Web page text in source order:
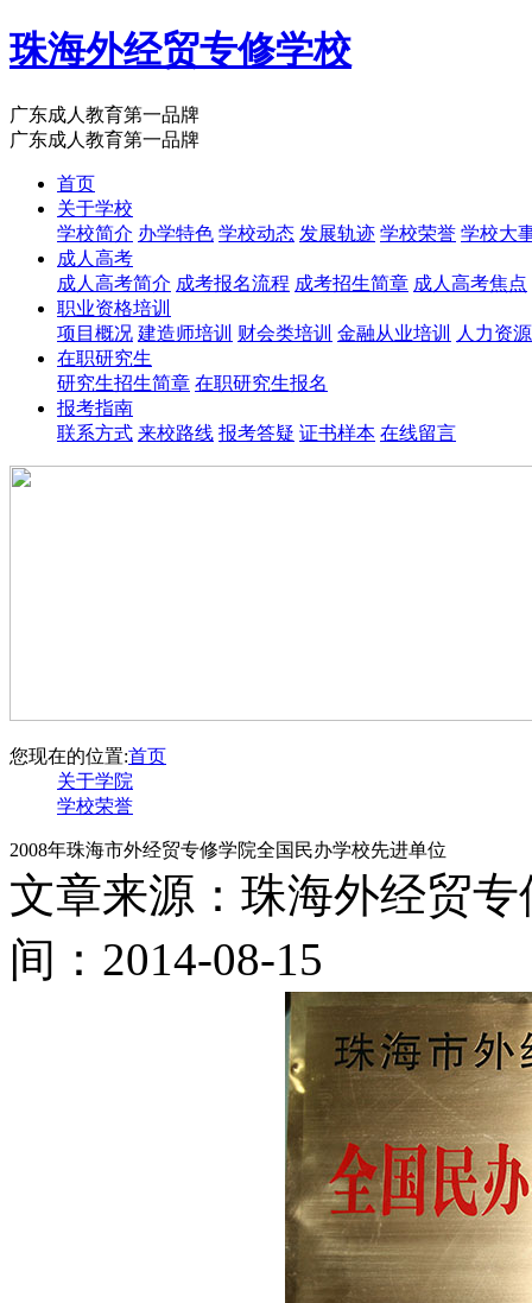
珠海外经贸专修学校
广东成人教育第一品牌
广东成人教育第一品牌
首页
关于学校
学校简介 办学特色 学校动态 发展轨迹 学校荣誉 学校大
成人高考
成人高考简介 成考报名流程 成考招生简章 成人高考焦点
职业资格培训
项目概况 建造师培训 财会类培训 金融从业培训
人力资
在职研究生
研究生招生简章 在职研究生报名
报考指南
联系方式 来校路线 报考答疑 证书样本 在线留言
您现在的位置:首页
关于学院
学校荣誉
2008年珠海市外经贸专修学院全国民办学校先进单位
文章来源：珠海外经贸
间：2014-08-15